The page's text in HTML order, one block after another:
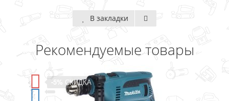
В закладки
Рекомендуемые товары
-5% СКИДКА